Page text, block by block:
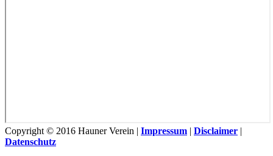
Copyright © 2016 Hauner Verein | Impressum | Disclaimer |
Datenschutz